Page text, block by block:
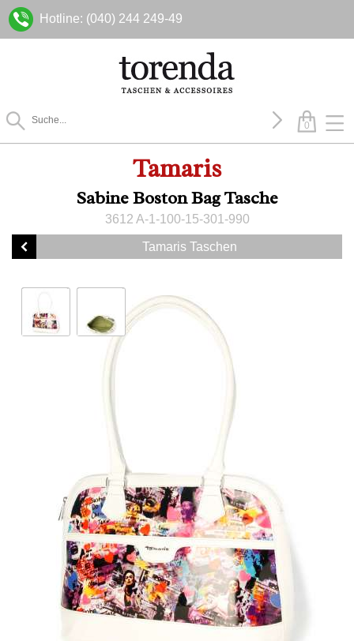
Hotline: (040) 244 249-49
0
Tamaris
Sabine Boston Bag Tasche
3612 A-1-100-15-301-990
Tamaris Taschen